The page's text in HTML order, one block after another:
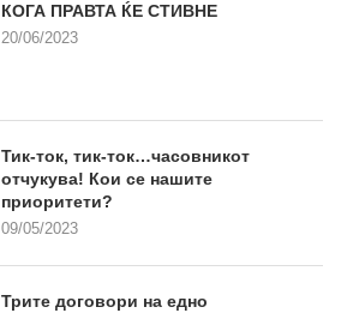
КОГА ПРАВТА ЌЕ СТИВНЕ
20/06/2023
Тик-ток, тик-ток…часовникот
отчукува! Кои се нашите
приоритети?
09/05/2023
Трите договори на едно